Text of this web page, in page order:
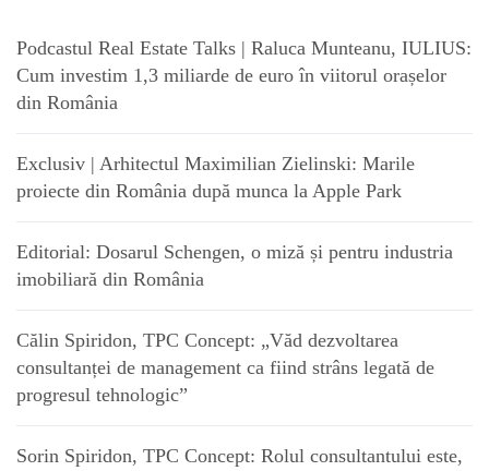
Podcastul Real Estate Talks | Raluca Munteanu, IULIUS:
Cum investim 1,3 miliarde de euro în viitorul orașelor
din România
Exclusiv | Arhitectul Maximilian Zielinski: Marile
proiecte din România după munca la Apple Park
Editorial: Dosarul Schengen, o miză și pentru industria
imobiliară din România
Călin Spiridon, TPC Concept: „Văd dezvoltarea
consultanței de management ca fiind strâns legată de
progresul tehnologic”
Sorin Spiridon, TPC Concept: Rolul consultantului este,